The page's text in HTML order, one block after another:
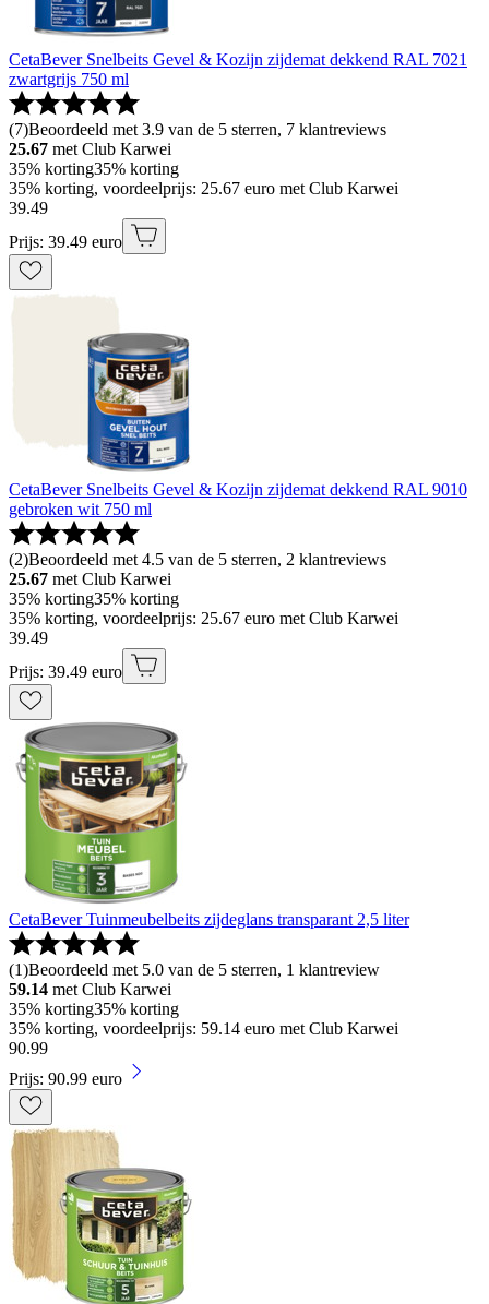
CetaBever Snelbeits Gevel & Kozijn zijdemat dekkend RAL 7021
zwartgrijs 750 ml
(7)Beoordeeld met 3.9 van de 5 sterren, 7 klantreviews
25.67 met Club Karwei
35% korting35% korting
35% korting, voordeelprijs: 25.67 euro met Club Karwei
39.49
Prijs: 39.49 euro
CetaBever Snelbeits Gevel & Kozijn zijdemat dekkend RAL 9010
gebroken wit 750 ml
(2)Beoordeeld met 4.5 van de 5 sterren, 2 klantreviews
25.67 met Club Karwei
35% korting35% korting
35% korting, voordeelprijs: 25.67 euro met Club Karwei
39.49
Prijs: 39.49 euro
CetaBever Tuinmeubelbeits zijdeglans transparant 2,5 liter
(1)Beoordeeld met 5.0 van de 5 sterren, 1 klantreview
59.14 met Club Karwei
35% korting35% korting
35% korting, voordeelprijs: 59.14 euro met Club Karwei
90.99
Prijs: 90.99 euro